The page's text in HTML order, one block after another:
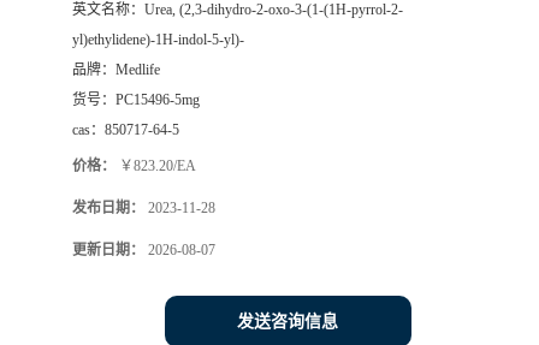
英文名称： Urea, (2,3-dihydro-2-oxo-3-(1-(1H-pyrrol-2-
yl)ethylidene)-1H-indol-5-yl)-
品牌： Medlife
货号： PC15496-5mg
cas： 850717-64-5
价格： ￥823.20/EA
发布日期： 2023-11-28
更新日期： 2026-08-07
发送咨询信息